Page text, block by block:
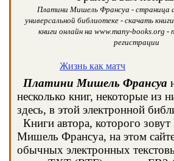
Платини Мишель Франсуа - страница
универсальной библиотеке - скачать
книги онлайн на www.many-books.org -
регистрации
Жизнь как матч
Платини Мишель Франсуа
несколько книг, некоторые из
здесь, в этой электронной
Книги автора, которого
Мишель Франсуа, на этом
обычных электронных